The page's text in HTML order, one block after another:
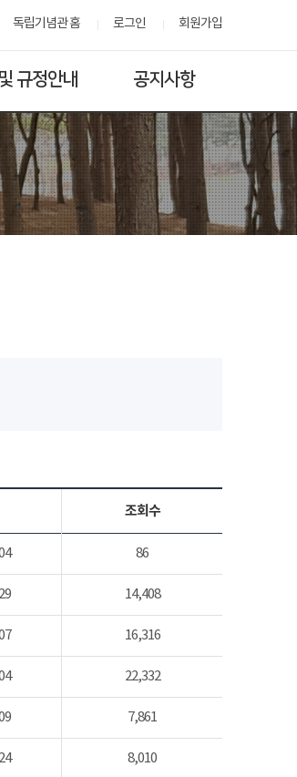
독립기념관 홈 로그인 회원가입
규정안내 공지사항
조회수
86
14,408
16,316
22,332
7,861
8,010